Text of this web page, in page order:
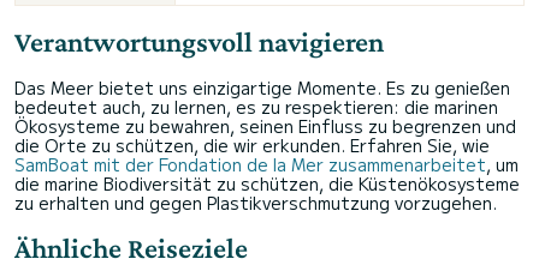
Verantwortungsvoll navigieren
Das Meer bietet uns einzigartige Momente. Es zu genießen
bedeutet auch, zu lernen, es zu respektieren: die marinen
Ökosysteme zu bewahren, seinen Einfluss zu begrenzen und
die Orte zu schützen, die wir erkunden. Erfahren Sie, wie
SamBoat mit der Fondation de la Mer zusammenarbeitet, um
die marine Biodiversität zu schützen, die Küstenökosysteme
zu erhalten und gegen Plastikverschmutzung vorzugehen.
Ähnliche Reiseziele